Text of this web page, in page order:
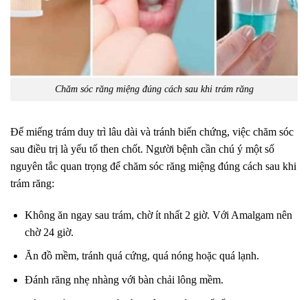
Chăm sóc răng miệng đúng cách sau khi trám răng
Để miếng trám duy trì lâu dài và tránh biến chứng, việc chăm sóc
sau điều trị là yếu tố then chốt. Người bệnh cần chú ý một số
nguyên tắc quan trọng để chăm sóc răng miệng đúng cách sau khi
trám răng:
Không ăn ngay sau trám, chờ ít nhất 2 giờ. Với Amalgam nên
chờ 24 giờ.
Ăn đồ mềm, tránh quá cứng, quá nóng hoặc quá lạnh.
Đánh răng nhẹ nhàng với bàn chải lông mềm.